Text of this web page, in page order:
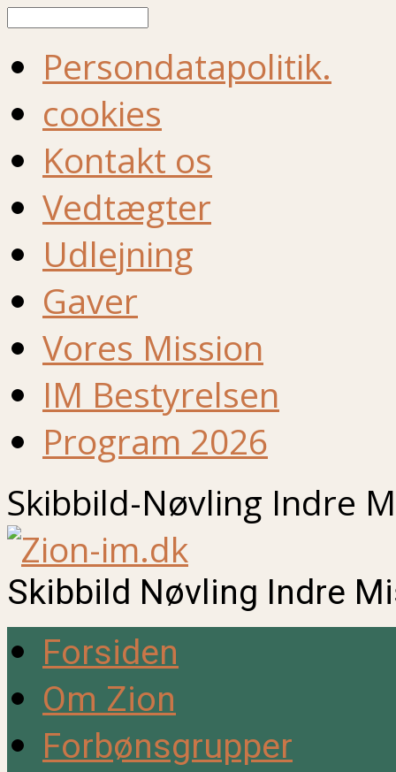
Persondatapolitik.
cookies
Kontakt os
Vedtægter
Udlejning
Gaver
Vores Mission
IM Bestyrelsen
Program 2026
Skibbild-Nøvling Indre
Skibbild Nøvling Indre
Forsiden
Om Zion
Forbønsgrupper